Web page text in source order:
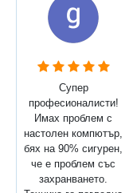
Супер
професионалисти!
Имах проблем с
настолен компютър,
бях на 90% сигурен,
че е проблем със
захранването.